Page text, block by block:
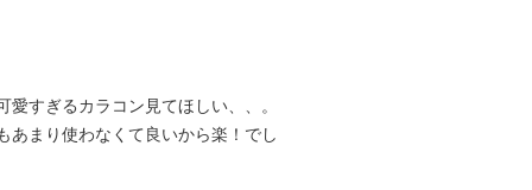
すぎるカラコン見てほしい、、。
あまり使わなくて良いから楽！でし